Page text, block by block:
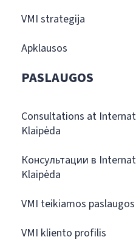
VMI strategija
Apklausos
PASLAUGOS
Consultations at
Klaipėda
Консультации в
Klaipėda
VMI teikiamos paslaugos
VMI kliento profilis